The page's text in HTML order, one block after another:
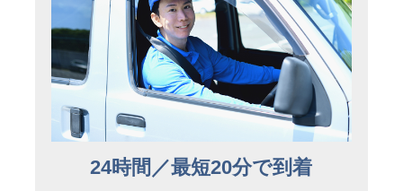
24時間／最短20分で到着